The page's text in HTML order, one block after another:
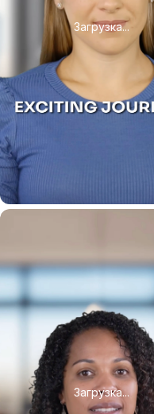
Загрузка...
Загрузка...